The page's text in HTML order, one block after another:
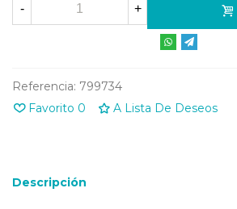
- +
Referencia: 799734
Favorito 0 A Lista De Deseos
Descripción